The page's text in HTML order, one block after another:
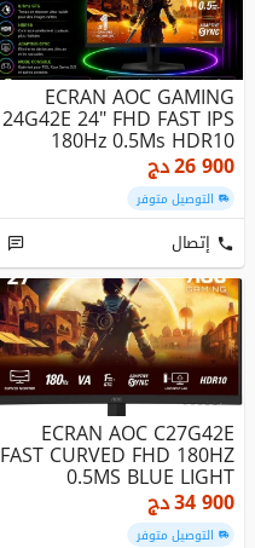
ECRAN AOC GAMING
24G42E 24" FHD FAST IPS
180Hz 0.5Ms HDR10
Adaptive-Sy...
26 900دج
التوصيل متوفر
إتصال
ECRAN AOC C27G42E
FAST CURVED FHD 180HZ
0.5MS BLUE LIGHT
34 900دج
التوصيل متوفر